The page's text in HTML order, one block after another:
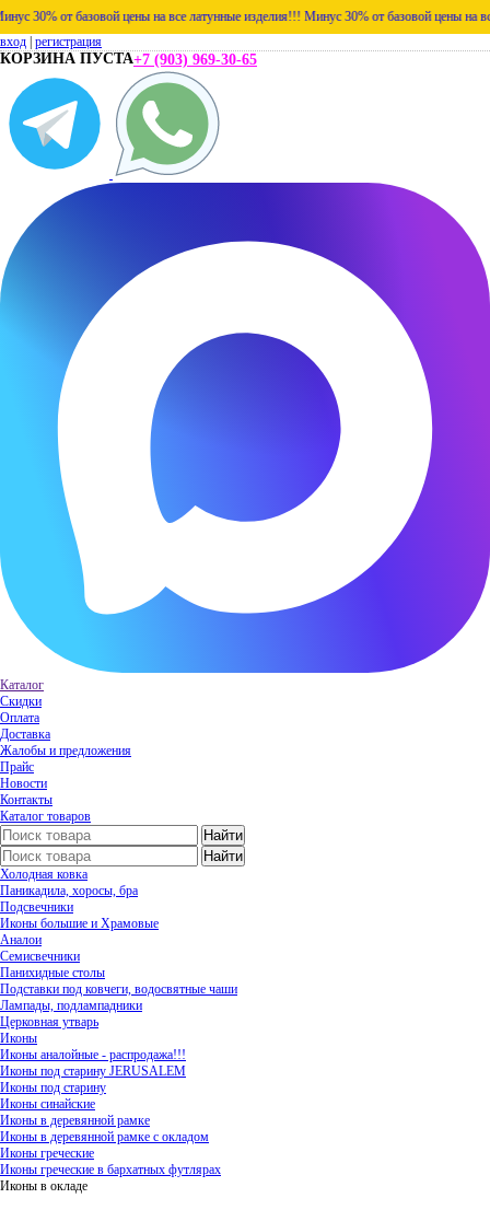
от базовой цены на все латунные изделия!!! Минус 30% от базовой цены на все
вход регистрация
КОРЗИНА ПУСТА+7 (903) 969-30-65
Каталог
Скидки
Оплата
Доставка
Жалобы и предложения
Прайс
Новости
Контакты
Каталог товаров
Холодная ковка
Паникадила, хоросы, бра
Подсвечники
Иконы большие и Храмовые
Аналои
Семисвечники
Панихидные столы
Подставки под ковчеги, водосвятные чаши
Лампады, подлампадники
Церковная утварь
Иконы
Иконы аналойные - распродажа!!!
Иконы под старину JERUSALEM
Иконы под старину
Иконы синайские
Иконы в деревянной рамке
Иконы в деревянной рамке с окладом
Иконы греческие
Иконы греческие в бархатных футлярах
Иконы в окладе